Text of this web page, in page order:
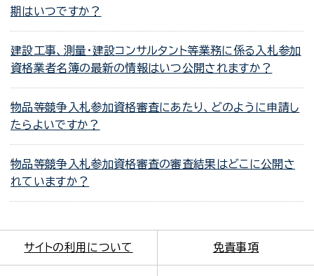
期はいつですか？
建設工事、測量・建設コンサルタント等業務に係る入札参加
資格業者名簿の最新の情報はいつ公開されますか？
物品等競争入札参加資格審査にあたり、どのように申請し
たらよいですか？
物品等競争入札参加資格審査の審査結果はどこに公開さ
れていますか？
サイトの利用について 免責事項